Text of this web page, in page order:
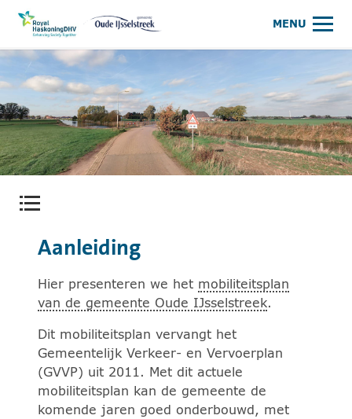
Meer opgemeente Oude IJsselstreek
MENU
Aanleiding
Hier presenteren we het mobiliteitsplan
van de gemeente Oude IJsselstreek.
Dit mobiliteitsplan vervangt het
Gemeentelijk Verkeer- en Vervoerplan
(GVVP) uit 2011. Met dit actuele
mobiliteitsplan kan de gemeente de
komende jaren goed onderbouwd, met